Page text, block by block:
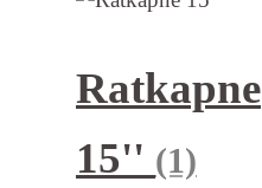
Ratkapne
15'' (1)